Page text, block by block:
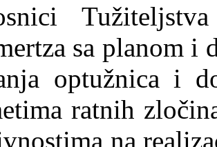
sa planom i
optužnica i
ratnih
na